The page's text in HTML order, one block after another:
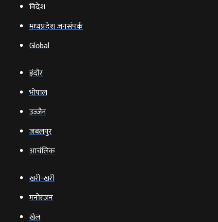
विदेश
मध्यप्रदेश जनसंपर्क
Global
इंदौर
भोपाल
उज्‍जैन
जबलपुर
आचंलिक
खरी-खरी
मनोरंजन
खेल